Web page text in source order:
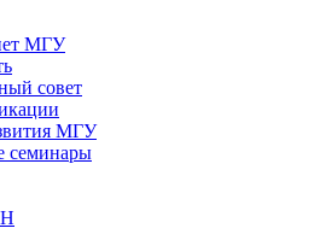
МГУ
совет
МГУ
семинары